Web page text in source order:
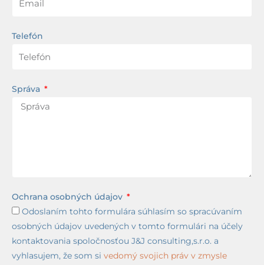
Telefón
Správa
Ochrana osobných údajov
Odoslaním tohto formulára súhlasím so spracúvaním
osobných údajov uvedených v tomto formulári na účely
kontaktovania spoločnosťou J&J consulting,s.r.o. a
vyhlasujem, že som si vedomý svojich práv v zmysle